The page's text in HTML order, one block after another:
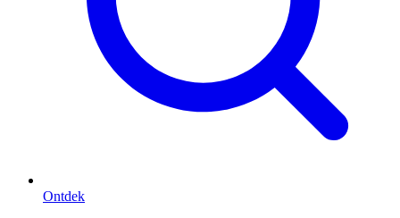
Ontdek